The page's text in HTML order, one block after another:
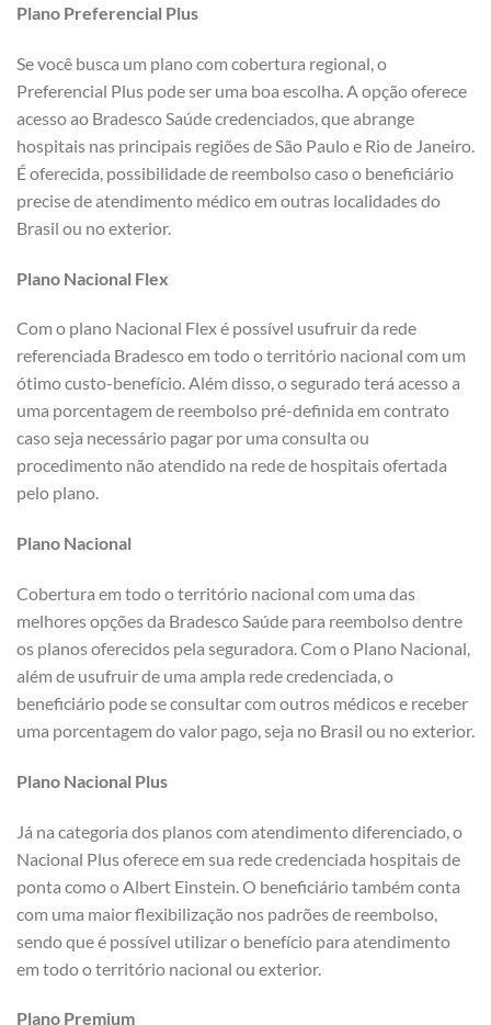
Plano Preferencial Plus
Se você busca um plano com cobertura regional, o
Preferencial Plus pode ser uma boa escolha. A opção oferece
acesso ao Bradesco Saúde credenciados, que abrange
hospitais nas principais regiões de São Paulo e Rio de Janeiro.
É oferecida, possibilidade de reembolso caso o beneficiário
precise de atendimento médico em outras localidades do
Brasil ou no exterior.
Plano Nacional Flex
Com o plano Nacional Flex é possível usufruir da rede
referenciada Bradesco em todo o território nacional com um
ótimo custo-benefício. Além disso, o segurado terá acesso a
uma porcentagem de reembolso pré-definida em contrato
caso seja necessário pagar por uma consulta ou
procedimento não atendido na rede de hospitais ofertada
pelo plano.
Plano Nacional
Cobertura em todo o território nacional com uma das
melhores opções da Bradesco Saúde para reembolso dentre
os planos oferecidos pela seguradora. Com o Plano Nacional,
além de usufruir de uma ampla rede credenciada, o
beneficiário pode se consultar com outros médicos e receber
uma porcentagem do valor pago, seja no Brasil ou no exterior.
Plano Nacional Plus
Já na categoria dos planos com atendimento diferenciado, o
Nacional Plus oferece em sua rede credenciada hospitais de
ponta como o Albert Einstein. O beneficiário também conta
com uma maior flexibilização nos padrões de reembolso,
sendo que é possível utilizar o benefício para atendimento
em todo o território nacional ou exterior.
Plano Premium